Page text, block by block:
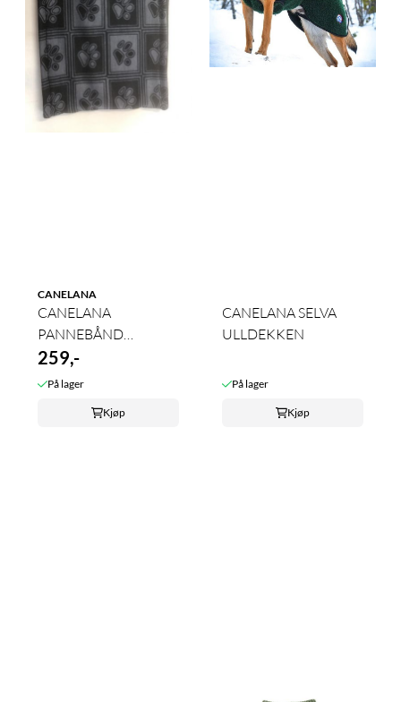
CANELANA
CANELANA
PANNEBÅND
POTEMØNSTER -
BOMULLSBLANDING
259,-
På lager
Kjøp
CANELANA SELVA
ULLDEKKEN
På lager
Kjøp